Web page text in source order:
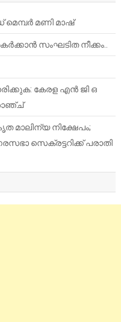
മെമ്പർ മണി മാഷ്
സംഘടിത നീക്കം..
കേരള എൻ ജി ഒ
മാലിന്യ നിക്ഷേപം;
സെക്രട്ടറിക്ക് പരാതി